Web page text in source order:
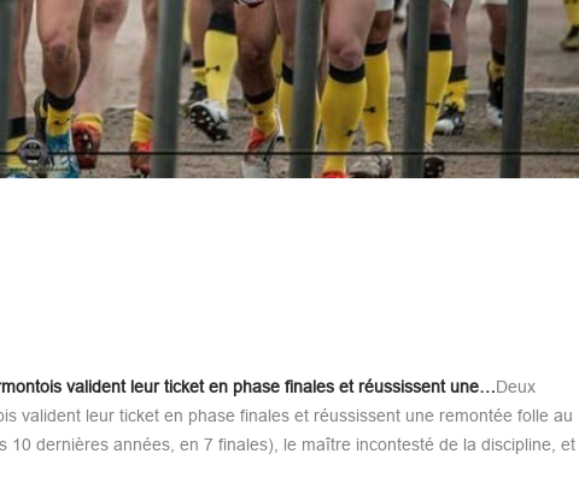
valident leur ticket en phase finales et réussissent une…Deux
valident leur ticket en phase finales et réussissent une remontée folle au
dernières années, en 7 finales), le maître incontesté de la discipline, et